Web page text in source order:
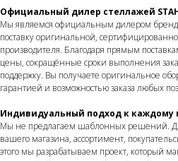
Официальный дилер стеллажей
Мы являемся официальным дилером бренда
поставку оригинальной,
производителя. Благодаря прямым
цены, сокращённые сроки выполнения
поддержку. Вы получаете оригинальное
гарантией и возможностью заказа любых
Индивидуальный подход к каждому
Мы не предлагаем шаблонных решений.
вашего магазина, ассортимент,
этого мы разрабатываем проект, который